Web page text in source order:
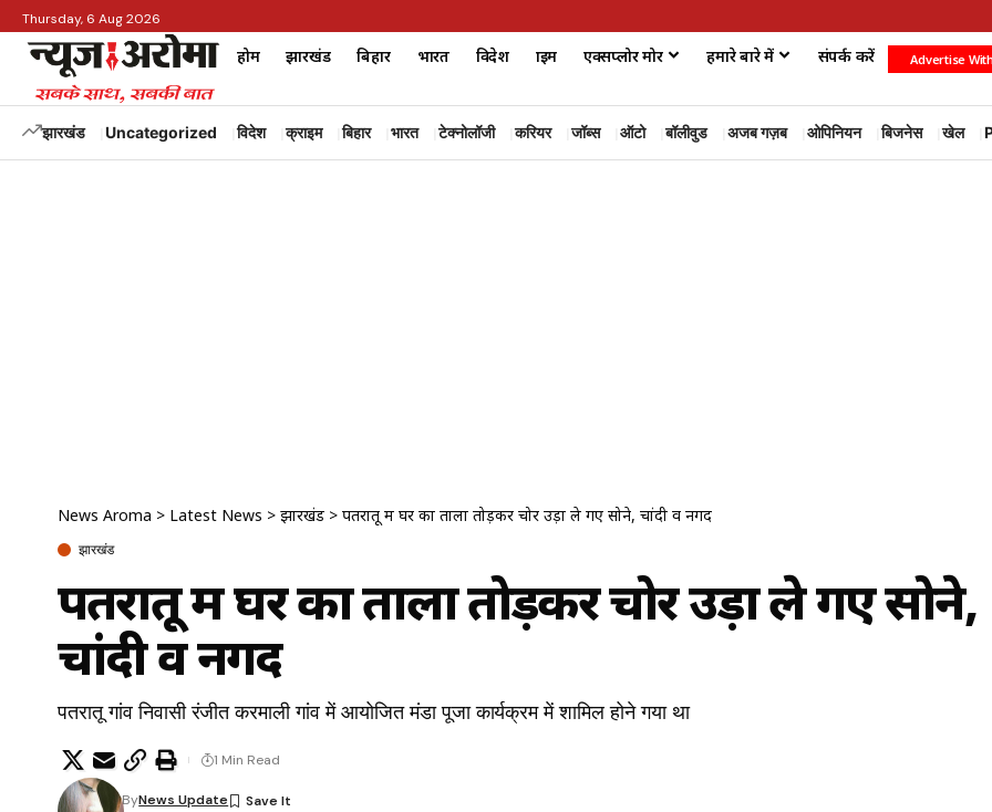
Thursday, 6 Aug 2026
होम झारखंड बिहार भारत विदेश क्राइम एक्सप्लोर मोर हमारे बारे में संपर्क करें Advertise
झारखंड Uncategorized विदेश क्राइम बिहार भारत टेक्नोलॉजी करियर जॉब्स ऑटो बॉलीवुड अजब गज़ब ओपिनियन बिजनेस खेल
News Aroma > Latest News > झारखंड > पतरातू में घर का ताला तोड़कर चोर उड़ा ले गए सोने, चांदी व नगद
झारखंड
पतरातू में घर का ताला तोड़कर चोर उड़ा ले गए सोने,
चांदी व नगद
पतरातू गांव निवासी रंजीत करमाली गांव में आयोजित मंडा पूजा कार्यक्रम में शामिल होने गया था
ByNews Update
1 Min Read